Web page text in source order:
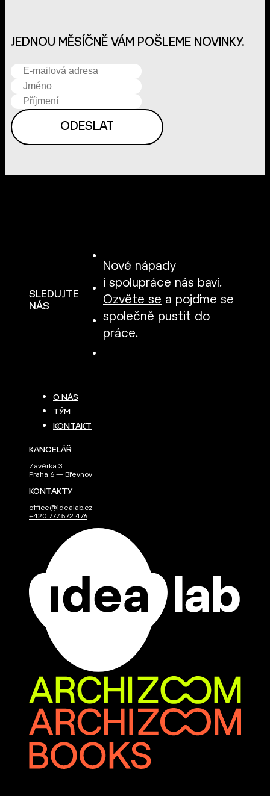
JEDNOU MĚSÍČNĚ VÁM POŠLEME NOVINKY.
SLEDUJTE
NÁS
Nové nápady
i spolupráce nás baví.
Ozvěte se a pojďme se
společně pustit do
práce.
O NÁS
TÝM
KONTAKT
KANCELÁŘ
Závěrka 3
Praha 6 — Břevnov
KONTAKTY
office@idealab.cz
+420 777 572 476